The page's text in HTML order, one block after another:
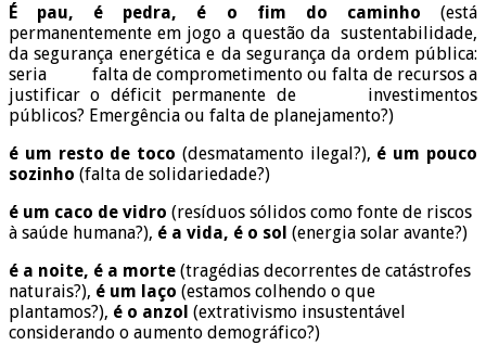
É pau, é pedra, é o fim do caminho (está
permanentemente em jogo a questão da sustentabilidade,
da segurança energética e da segurança da ordem pública:
seria falta de comprometimento ou falta de recursos a
justificar o déficit permanente de investimentos
públicos? Emergência ou falta de planejamento?)
é um resto de toco (desmatamento ilegal?), é um pouco
sozinho (falta de solidariedade?)
é um caco de vidro (resíduos sólidos como fonte de riscos
à saúde humana?), é a vida, é o sol (energia solar avante?)
é a noite, é a morte (tragédias decorrentes de catástrofes
naturais?), é um laço (estamos colhendo o que
plantamos?), é o anzol (extrativismo insustentável
considerando o aumento demográfico?)